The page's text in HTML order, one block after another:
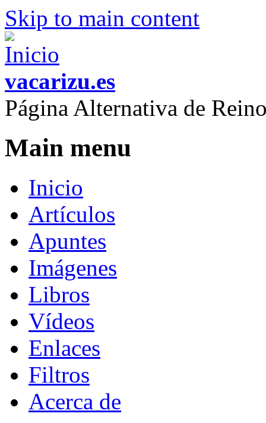
Skip to main content
vacarizu.es
Página Alternativa de
Main menu
Inicio
Artículos
Apuntes
Imágenes
Libros
Vídeos
Enlaces
Filtros
Acerca de